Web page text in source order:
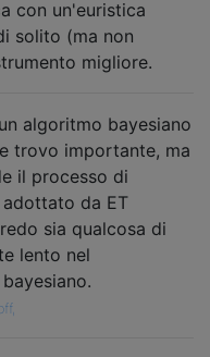
con un'euristica
solito (ma non
migliore.
algoritmo bayesiano
trovo importante, ma
il processo di
da ET
sia qualcosa di
lento nel